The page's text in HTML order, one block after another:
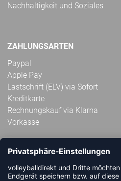
Nachhaltigkeit und Soziales
ZAHLUNGSARTEN
Paypal
Apple Pay
Lastschrift (ELV) via Sofort
Kreditkarte
Rechnungskauf via Klarna
Vorkasse
ABONNIERE JETZT DEN
VOLLEYBALLDIREKT-
NEUIGKEIT ODER AKTION